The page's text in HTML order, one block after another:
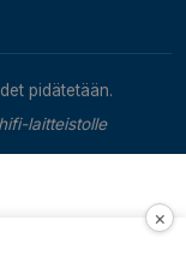
pidätetään.
laitteistolle
×